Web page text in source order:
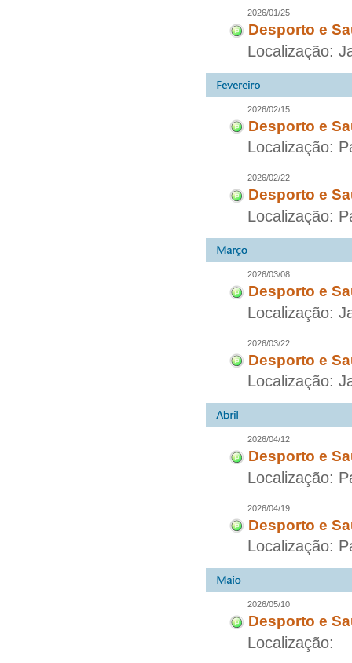
2026/01/25
Desporto e
Localização:
2026/02/15
Desporto e
Localização:
2026/02/22
Desporto e
Localização:
2026/03/08
Desporto e
Localização:
2026/03/22
Desporto e
Localização:
2026/04/12
Desporto e
Localização:
2026/04/19
Desporto e
Localização:
2026/05/10
Desporto e
Localização: